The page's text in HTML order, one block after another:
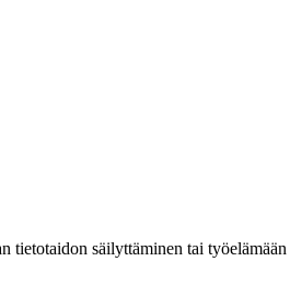
säilyttäminen tai työelämään